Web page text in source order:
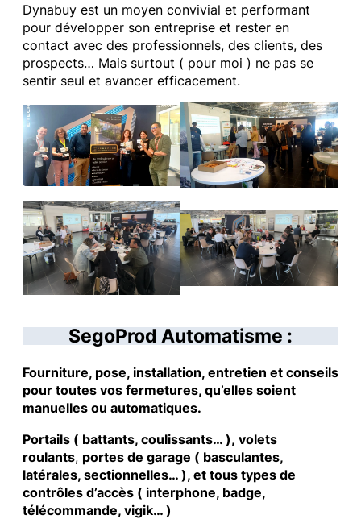
Dynabuy est un moyen convivial et performant
pour développer son entreprise et rester en
contact avec des professionnels, des clients, des
prospects… Mais surtout ( pour moi ) ne pas se
sentir seul et avancer efficacement.
SegoProd Automatisme :
Fourniture, pose, installation, entretien et conseils
pour toutes vos fermetures, qu’elles soient
manuelles ou automatiques.
Portails ( battants, coulissants… ), volets
roulants, portes de garage ( basculantes,
latérales, sectionnelles… ), et tous types de
contrôles d’accès ( interphone, badge,
télécommande, vigik… )